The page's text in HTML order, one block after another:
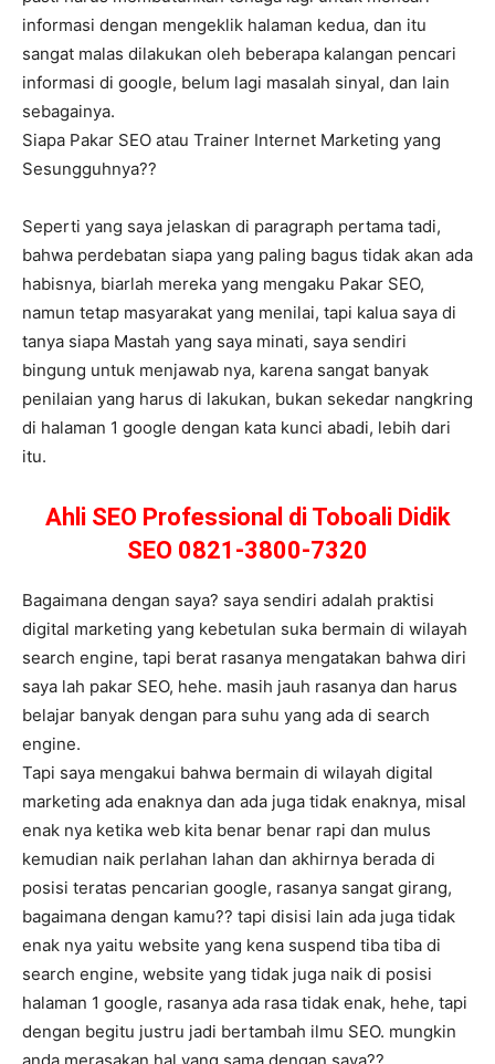
informasi dengan mengeklik halaman kedua, dan itu
sangat malas dilakukan oleh beberapa kalangan pencari
informasi di google, belum lagi masalah sinyal, dan lain
sebagainya.
Siapa Pakar SEO atau Trainer Internet Marketing yang
Sesungguhnya??
Seperti yang saya jelaskan di paragraph pertama tadi,
bahwa perdebatan siapa yang paling bagus tidak akan ada
habisnya, biarlah mereka yang mengaku Pakar SEO,
namun tetap masyarakat yang menilai, tapi kalua saya di
tanya siapa Mastah yang saya minati, saya sendiri
bingung untuk menjawab nya, karena sangat banyak
penilaian yang harus di lakukan, bukan sekedar nangkring
di halaman 1 google dengan kata kunci abadi, lebih dari
itu.
Ahli SEO Professional di Toboali Didik
SEO 0821-3800-7320
Bagaimana dengan saya? saya sendiri adalah praktisi
digital marketing yang kebetulan suka bermain di wilayah
search engine, tapi berat rasanya mengatakan bahwa diri
saya lah pakar SEO, hehe. masih jauh rasanya dan harus
belajar banyak dengan para suhu yang ada di search
engine.
Tapi saya mengakui bahwa bermain di wilayah digital
marketing ada enaknya dan ada juga tidak enaknya, misal
enak nya ketika web kita benar benar rapi dan mulus
kemudian naik perlahan lahan dan akhirnya berada di
posisi teratas pencarian google, rasanya sangat girang,
bagaimana dengan kamu?? tapi disisi lain ada juga tidak
enak nya yaitu website yang kena suspend tiba tiba di
search engine, website yang tidak juga naik di posisi
halaman 1 google, rasanya ada rasa tidak enak, hehe, tapi
dengan begitu justru jadi bertambah ilmu SEO. mungkin